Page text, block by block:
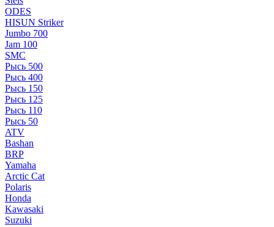
ОDЕS
HISUN Striker
Jumbo 700
Jam 100
SMC
Рысь 500
Рысь 400
Рысь 150
Рысь 125
Рысь 110
Рысь 50
ATV
Bashan
BRP
Yamaha
Arctic Cat
Polaris
Honda
Kawasaki
Suzuki